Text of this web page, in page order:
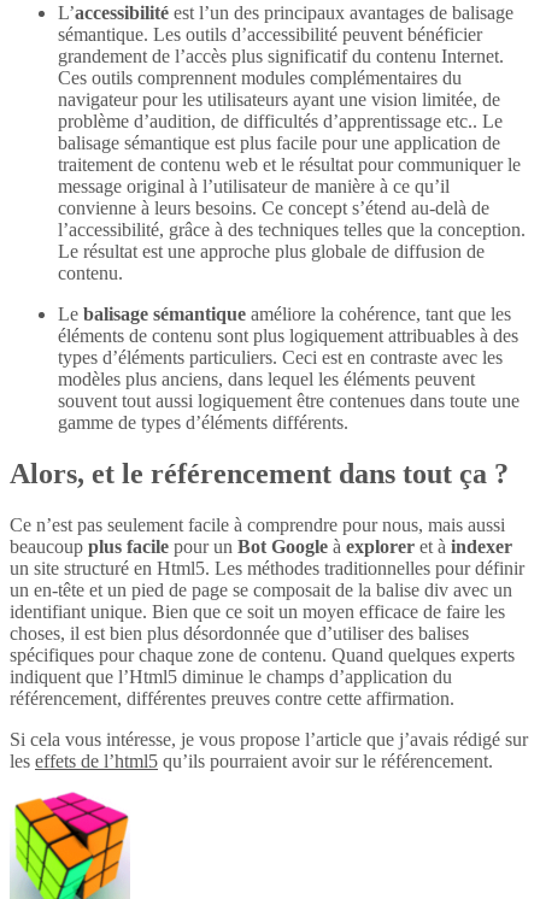
L’accessibilité est l’un des principaux avantages de balisage
sémantique. Les outils d’accessibilité peuvent bénéficier
grandement de l’accès plus significatif du contenu Internet.
Ces outils comprennent modules complémentaires du
navigateur pour les utilisateurs ayant une vision limitée, de
problème d’audition, de difficultés d’apprentissage etc.. Le
balisage sémantique est plus facile pour une application de
traitement de contenu web et le résultat pour communiquer le
message original à l’utilisateur de manière à ce qu’il
convienne à leurs besoins. Ce concept s’étend au-delà de
l’accessibilité, grâce à des techniques telles que la conception.
Le résultat est une approche plus globale de diffusion de
contenu.
Le balisage sémantique améliore la cohérence, tant que les
éléments de contenu sont plus logiquement attribuables à des
types d’éléments particuliers. Ceci est en contraste avec les
modèles plus anciens, dans lequel les éléments peuvent
souvent tout aussi logiquement être contenues dans toute une
gamme de types d’éléments différents.
Alors, et le référencement dans tout ça ?
Ce n’est pas seulement facile à comprendre pour nous, mais aussi
beaucoup plus facile pour un Bot Google à explorer et à indexer
un site structuré en Html5. Les méthodes traditionnelles pour définir
un en-tête et un pied de page se composait de la balise div avec un
identifiant unique. Bien que ce soit un moyen efficace de faire les
choses, il est bien plus désordonnée que d’utiliser des balises
spécifiques pour chaque zone de contenu. Quand quelques experts
indiquent que l’Html5 diminue le champs d’application du
référencement, différentes preuves contre cette affirmation.
Si cela vous intéresse, je vous propose l’article que j’avais rédigé sur
les effets de l’html5 qu’ils pourraient avoir sur le référencement.